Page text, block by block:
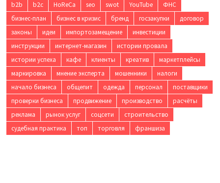
b2b b2c HoReCa seo swot YouTube
ФНС
бизнес-план
бизнес в кризис бренд госзакупки
договор
законы
идеи импортозамещение
инвестиции
инструкции
интернет-магазин
истории провала
истории успеха
кафе клиенты креатив
маркетплейсы
маркировка
мнение эксперта мошенники
налоги
начало бизнеса
общепит одежда персонал
поставщики
проверки бизнеса
продвижение производство
расчёты
реклама
рынок услуг соцсети
строительство
судебная практика
топ торговля франшиза